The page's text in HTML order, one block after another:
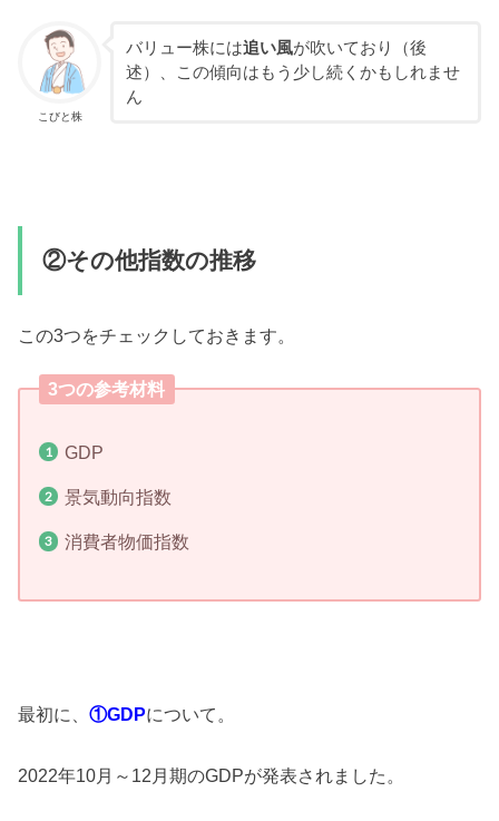
こびと株
バリュー株には追い風が吹いており（後
述）、この傾向はもう少し続くかもしれませ
ん
②その他指数の推移
この3つをチェックしておきます。
3つの参考材料
GDP
景気動向指数
消費者物価指数
最初に、①GDPについて。
2022年10月～12月期のGDPが発表されました。